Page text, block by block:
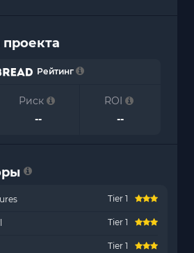
Рейтинг
Риск
--
ROI
--
Tier 1
Tier 1
Tier 1